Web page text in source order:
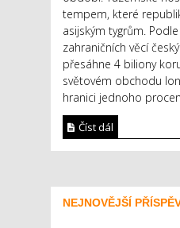
tempem, které
asijským tygrům.
zahraničních věcí
přesáhne 4 biliony
světovém obchodu
hranici jednoho
Číst dál
NEJNOVĚJŠÍ